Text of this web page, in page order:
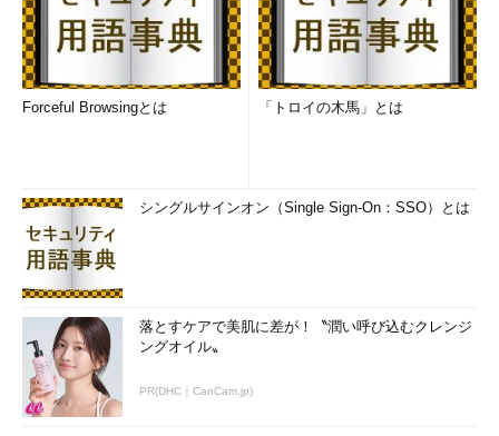
Forceful Browsingとは 「トロイの木馬」とは
シングルサインオン（Single Sign-On：SSO）とは
落とすケアで美肌に差が！〝潤い呼び込むクレンジ
ングオイル〟
PR(DHC｜CanCam.jp)